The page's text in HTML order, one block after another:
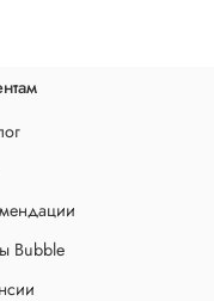
Bubble